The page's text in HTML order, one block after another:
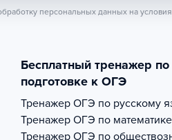
персональных данных на
Бесплатный тренажер по
подготовке к ОГЭ
Тренажер ОГЭ по русскому
Тренажер ОГЭ по математике
Тренажер ОГЭ по